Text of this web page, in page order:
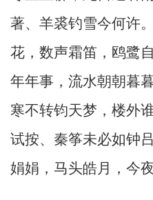
著、羊裘钓雪今何许
花，数声霜笛，鸥鹭自
年年事，流水朝朝暮
寒不转钧天梦，楼外
试按、秦筝未必如钟
娟娟，马头皓月，今